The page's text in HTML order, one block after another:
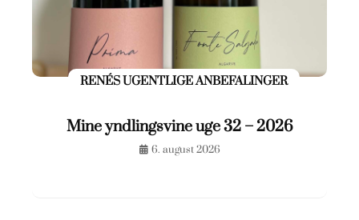
RENÉS UGENTLIGE ANBEFALINGER
Mine yndlingsvine uge 32 – 2026
6. august 2026